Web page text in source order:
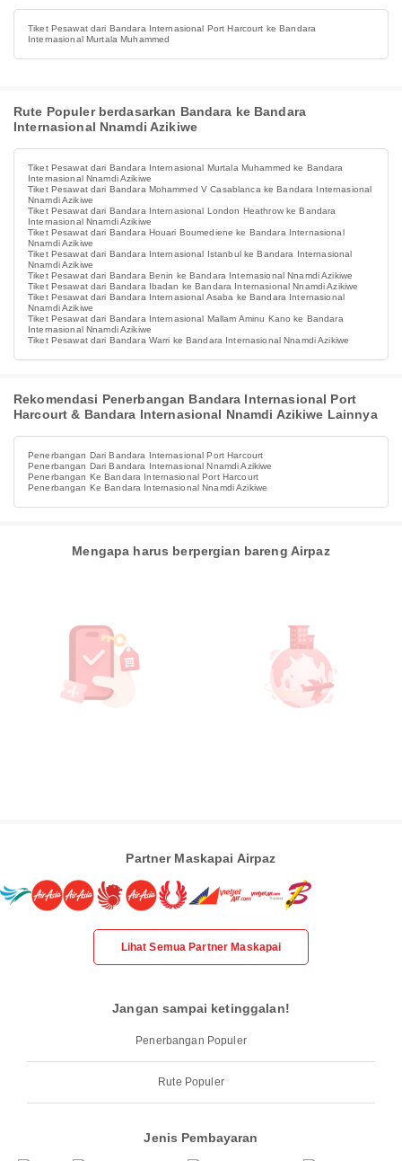
Tiket Pesawat dari Bandara Internasional Port Harcourt ke Bandara
Internasional Murtala Muhammed
Rute Populer berdasarkan Bandara ke Bandara
Internasional Nnamdi Azikiwe
Tiket Pesawat dari Bandara Internasional Murtala Muhammed ke Bandara
Internasional Nnamdi Azikiwe
Tiket Pesawat dari Bandara Mohammed V Casablanca ke Bandara Internasional
Nnamdi Azikiwe
Tiket Pesawat dari Bandara Internasional London Heathrow ke Bandara
Internasional Nnamdi Azikiwe
Tiket Pesawat dari Bandara Houari Boumediene ke Bandara Internasional
Nnamdi Azikiwe
Tiket Pesawat dari Bandara Internasional Istanbul ke Bandara Internasional
Nnamdi Azikiwe
Tiket Pesawat dari Bandara Benin ke Bandara Internasional Nnamdi Azikiwe
Tiket Pesawat dari Bandara Ibadan ke Bandara Internasional Nnamdi Azikiwe
Tiket Pesawat dari Bandara Internasional Asaba ke Bandara Internasional
Nnamdi Azikiwe
Tiket Pesawat dari Bandara Internasional Mallam Aminu Kano ke Bandara
Internasional Nnamdi Azikiwe
Tiket Pesawat dari Bandara Warri ke Bandara Internasional Nnamdi Azikiwe
Rekomendasi Penerbangan Bandara Internasional Port
Harcourt & Bandara Internasional Nnamdi Azikiwe Lainnya
Penerbangan Dari Bandara Internasional Port Harcourt
Penerbangan Dari Bandara Internasional Nnamdi Azikiwe
Penerbangan Ke Bandara Internasional Port Harcourt
Penerbangan Ke Bandara Internasional Nnamdi Azikiwe
Mengapa harus berpergian bareng Airpaz
Partner Maskapai Airpaz
Lihat Semua Partner Maskapai
Jangan sampai ketinggalan!
Penerbangan Populer
Rute Populer
Jenis Pembayaran